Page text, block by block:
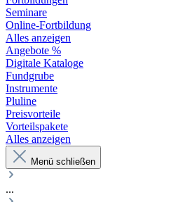
Seminare
Online-Fortbildung
Alles anzeigen
Angebote %
Digitale Kataloge
Fundgrube
Instrumente
Pluline
Preisvorteile
Vorteilspakete
Alles anzeigen
Menü schließen
...